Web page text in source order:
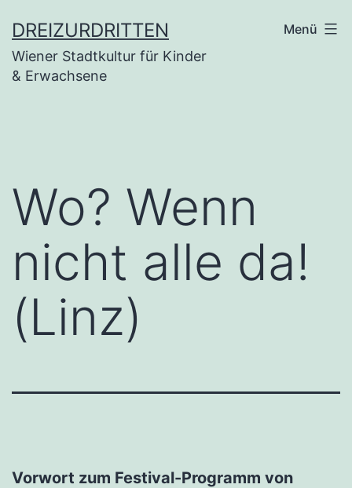
Inhalt
springen
DREIZURDRITTEN
Wiener Stadtkultur für Kinder
& Erwachsene
Menü
Wo? Wenn
nicht alle da!
(Linz)
Vorwort zum Festival-Programm von